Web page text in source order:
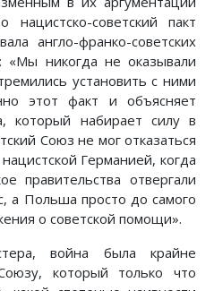
нацистско-советский пакт
англо-франко-советских
«Мы никогда не оказывали
установить с ними
этот факт и объясняет
который набирает силу в
Союз не мог отказаться
Германией, когда
правительства отвергали
а Польша просто до самого
о советской помощи».
война была крайне
который только что